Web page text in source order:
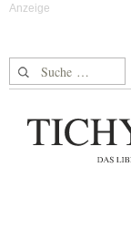
Suche nach: